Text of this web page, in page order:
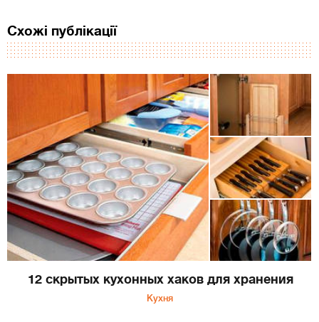
Схожі публікації
12 скрытых кухонных хаков для хранения
Кухня